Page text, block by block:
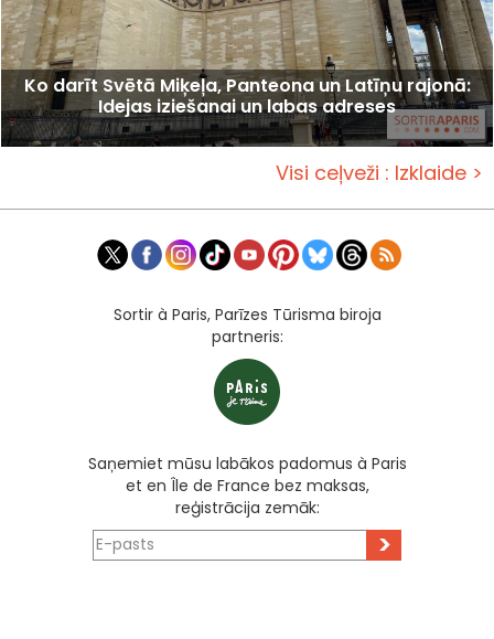
Ko darīt Svētā Miķeļa, Panteona un Latīņu rajonā:
Idejas iziešanai un labas adreses
Visi ceļveži : Izklaide >
Sortir à Paris, Parīzes Tūrisma biroja
partneris:
Saņemiet mūsu labākos padomus à Paris
et en Île de France bez maksas,
reģistrācija zemāk:
>